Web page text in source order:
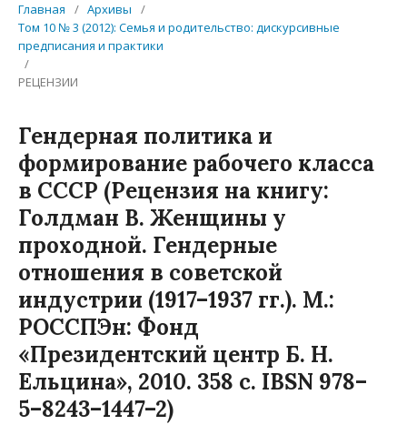
Главная / Архивы
/
Том 10 № 3 (2012): Семья и родительство: дискурсивные
предписания и практики
/
РЕЦЕНЗИИ
Гендерная политика и
формирование рабочего класса
в СССР (Рецензия на книгу:
Голдман В. Женщины у
проходной. Гендерные
отношения в советской
индустрии (1917–1937 гг.). М.:
РОССПЭн: Фонд
«Президентский центр Б. Н.
Ельцина», 2010. 358 с. IBSN 978–
5–8243–1447–2)